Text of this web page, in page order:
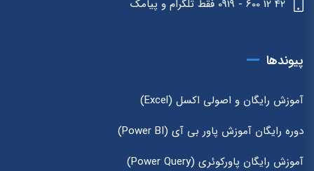
42 12 600 - 0919 فقط تلگرام و پیامک
پیوندها
آموزش رایگان و اصولی اکسل (Excel)
دوره رایگان آموزش پاور بی آی (Power BI)
آموزش رایگان پاورکوئری (Power Query)